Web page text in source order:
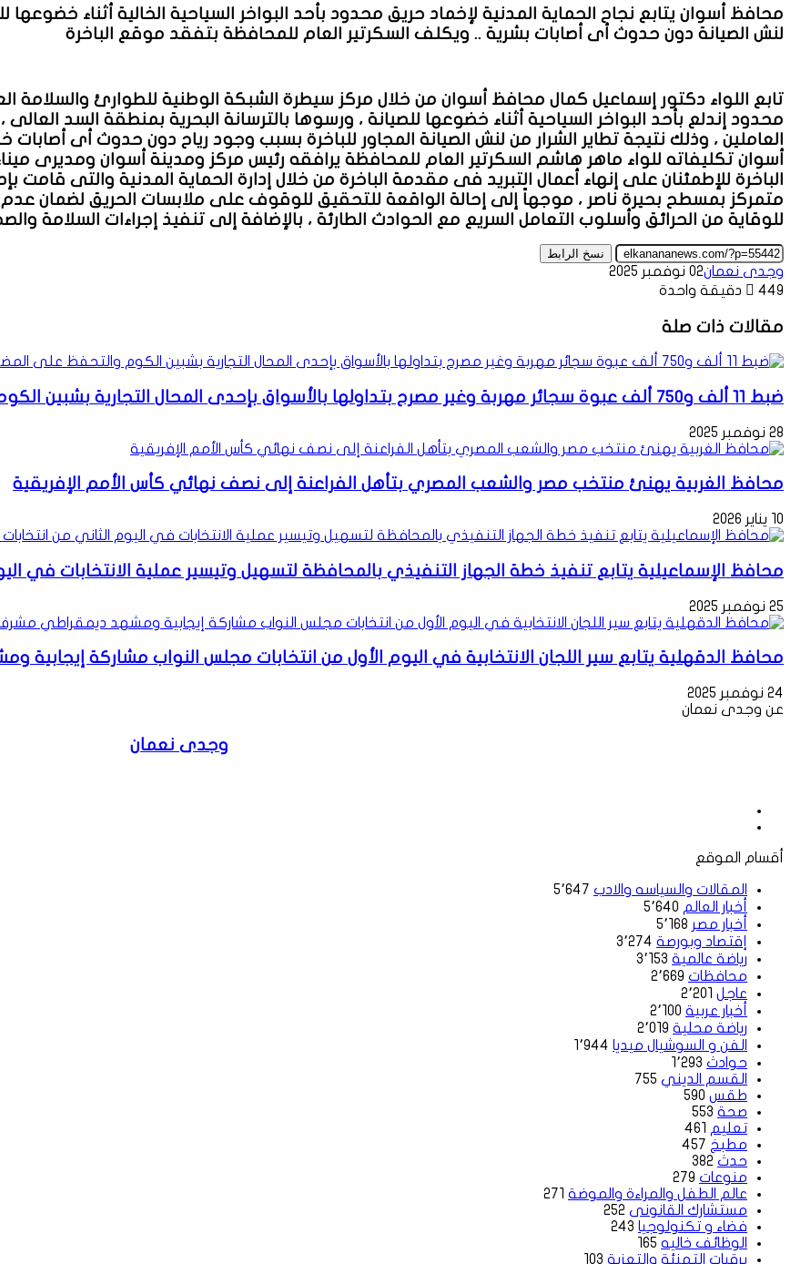
محافظ أسوان يتابع نجاح الحماية المدنية لإخماد حريق محدود بأحد البواخر السياحية الخالية أثناء خضوعها
لنش الصيانة دون حدوث أى أصابات بشرية .. ويكلف السكرتير العام للمحافظة بتفقد موقع الباخرة
تابع اللواء دكتور إسماعيل كمال محافظ أسوان من خلال مركز سيطرة الشبكة الوطنية للطوارئ والسلامة
محدود إندلع بأحد البواخر السياحية أثناء خضوعها للصيانة ، ورسوها بالترسانة البحرية بمنطقة السد
العاملين ، وذلك نتيجة تطاير الشرار من لنش الصيانة المجاور للباخرة بسبب وجود رياح دون حدوث أى
أسوان تكليفاته للواء ماهر هاشم السكرتير العام للمحافظة يرافقه رئيس مركز ومدينة أسوان ومديرى
الباخرة للإطمئنان على إنهاء أعمال التبريد فى مقدمة الباخرة من خلال إدارة الحماية المدنية والتى قامت
متمركز بمسطح بحيرة ناصر ، موجهاً إلى إحالة الواقعة للتحقيق للوقوف على ملابسات الحريق لضمان عدم
للوقاية من الحرائق وأسلوب التعامل السريع مع الحوادث الطارئة ، بالإضافة إلى تنفيذ إجراءات السلامة
نسخ الرابط
وجدى نعمان02 نوفمبر 2025
449
دقيقة واحدة
مقالات ذات صلة
ضبط 11 ألف و750 ألف عبوة سجائر مهربة وغير مصرح بتداولها بالأسواق بإحدى المحال التجارية بشبين الكوم والتحفظ على المضبوطات
28 نوفمبر 2025
محافظ الغربية يهنئ منتخب مصر والشعب المصري بتأهل الفراعنة إلى نصف نهائي كأس الأمم الإفريقية
10 يناير 2026
محافظ الإسماعيلية يتابع تنفيذ خطة الجهاز التنفيذي بالمحافظة لتسهيل وتيسير عملية الانتخابات في اليوم
25 نوفمبر 2025
محافظ الدقهلية يتابع سير اللجان الانتخابية في اليوم الأول من انتخابات مجلس النواب مشاركة
24 نوفمبر 2025
عن وجدى نعمان
وجدى نعمان
أقسام الموقع
المقالات والسياسه والادب 5٬647
أخبار العالم 5٬640
أخبار مصر 5٬168
إقتصاد وبورصة 3٬274
رياضة عالمية 3٬153
محافظات 2٬669
عاجل 2٬201
أخبار عربية 2٬100
رياضة محلية 2٬019
الفن و السوشيال ميديا 1٬944
حوادث 1٬293
القسم الديني 755
طقس 590
صحة 553
تعليم 461
مطبخ 457
حدث 382
منوعات 279
عالم الطفل والمراءة والموضة 271
مستشارك القانونى 252
فضاء و تكنولوجيا 243
الوظائف خاليه 165
برقيات التهنئة والتعزية 103